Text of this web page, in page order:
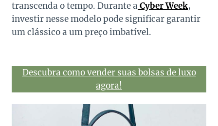
transcenda o tempo. Durante a Cyber Week,
investir nesse modelo pode significar garantir
um clássico a um preço imbatível.
Descubra como vender suas bolsas de luxo
agora!